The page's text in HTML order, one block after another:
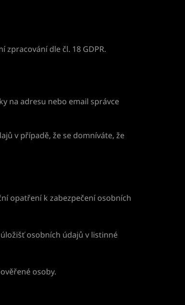
zpracování dle čl. 18 GDPR.
na adresu nebo email správce
v případě, že se domníváte, že
opatření k zabezpečení osobních
osobních údajů v listinné
osoby.